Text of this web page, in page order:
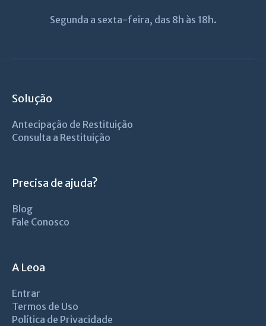
Segunda a sexta-feira, das 8h às 18h.
Solução
Antecipação de Restituição
Consulta a Restituição
Precisa de ajuda?
Blog
Fale Conosco
A Leoa
Entrar
Termos de Uso
Política de Privacidade